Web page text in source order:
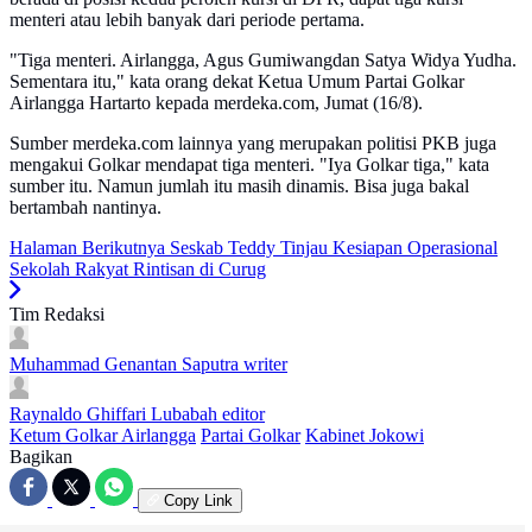
menteri atau lebih banyak dari periode pertama.
"Tiga menteri. Airlangga, Agus Gumiwangdan Satya Widya Yudha.
Sementara itu," kata orang dekat Ketua Umum Partai Golkar
Airlangga Hartarto kepada merdeka.com, Jumat (16/8).
Sumber merdeka.com lainnya yang merupakan politisi PKB juga
mengakui Golkar mendapat tiga menteri. "Iya Golkar tiga," kata
sumber itu. Namun jumlah itu masih dinamis. Bisa juga bakal
bertambah nantinya.
Halaman Berikutnya Seskab Teddy Tinjau Kesiapan Operasional
Sekolah Rakyat Rintisan di Curug
Tim Redaksi
Muhammad Genantan Saputra writer
Raynaldo Ghiffari Lubabah editor
Ketum Golkar Airlangga Partai Golkar Kabinet Jokowi
Bagikan
Copy Link